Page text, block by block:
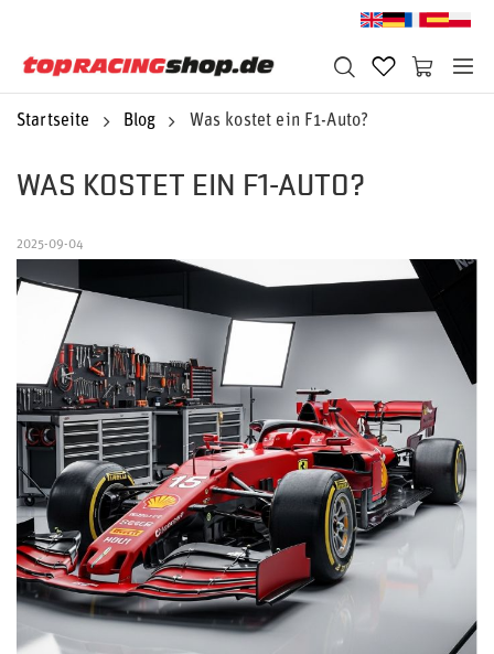
Startseite Blog Was kostet ein F1-Auto?
WAS KOSTET EIN F1-AUTO?
2025-09-04